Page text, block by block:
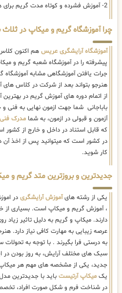
چرا آموزشگاه گریم و میکاپ در ثلاث
آموزشگاه آرایشگری عریسهم اکنون کلاس
پیشرفته را در آموزشگاه شعبه گریم و
جرات یافتن آموزشگاهی مشابه آموزشگاه
هنرجو بتواند بعد از شرکت در کلاس های
از اتمام دوره های آموزش گریم در بهترین
باباجانی شما جهت ازمون نهایی به فنی
آزمون و قبولی در ازمون، به شمامدرک فنی
که قابل استناد در داخل و خارج از کشور
در کشور است که میتوانید پس از اخذ آن
کار شوید.
جدیدترین و بروزترین متد گریم و
یکی از رشته هایآموزش آرایشگریدر
، آموزش گریم و میکاپ است. بسیاری از
دارند. میکاپ و گریم به دلیل تاثیر زیاد
عرصه زیبایی به مهارت کافی نیاز دارد.
به درستی فرا بگیرند . با توجه به تحولات
سبک های مختلف آرایش، به روز بودن در
جدید، یکی از مشخصه های مهم هر
یکمیکاپ آرتیستباید با جدیدترین مدل
در شناخت فرم و شکل صورت افراد، تخصص